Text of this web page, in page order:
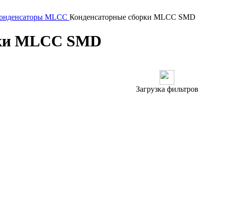
MLCC Конденсаторные сборки MLCC SMD
MLCC SMD
Загрузка фильтров